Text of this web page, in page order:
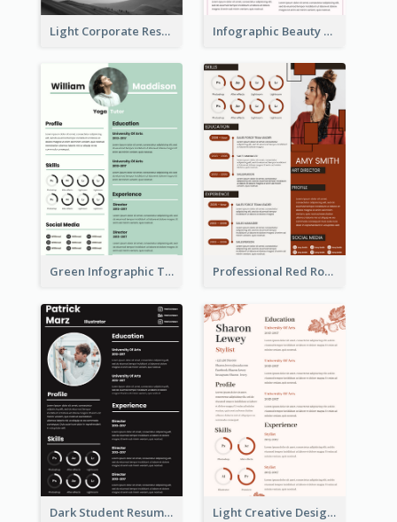
Light Corporate Resume Infographic Beauty Consultant Resume
Green Infographic Teacher Resume Professional Red Rouge Resume
Dark Student Resume Light Creative Designer Resume